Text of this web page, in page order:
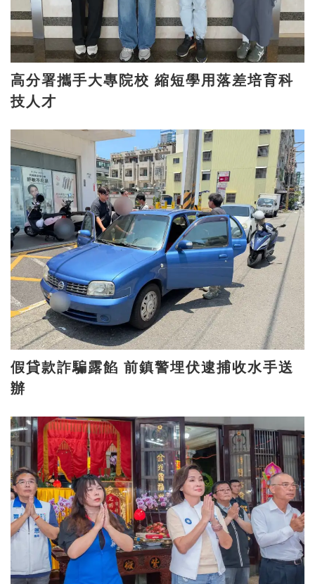
高分署攜手大專院校 縮短學用落差培育科
技人才
假貸款詐騙露餡 前鎮警埋伏逮捕收水手送
辦